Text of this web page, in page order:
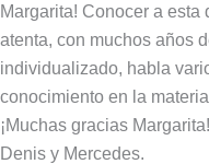
Margarita! Conocer a
atenta, con muchos años
individualizado, habla
conocimiento en la
¡Muchas gracias Margarita!
Denis y Mercedes.